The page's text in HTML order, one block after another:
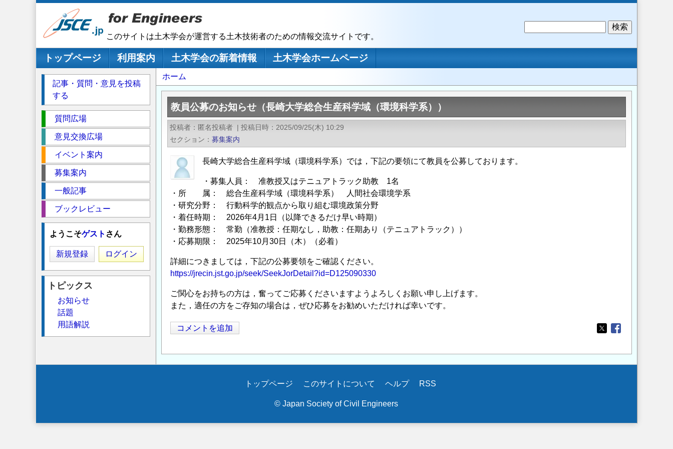
このサイトは土木学会が運営する土木技術者のための情報交流サイトです。
メインナビゲーション
トップページ 利用案内 土木学会の新着情報
土木学会ホームページ
パ
ン
く
ず
ホーム
教員公募のお知らせ（長崎大学総合生産科学域（環境科学系））
投稿者 匿名投稿者 | 投稿日時
2025/09/25(木) 10:29
セクション
募集案内
長崎大学総合生産科学域（環境科学系）では，下記の要領にて教員を公募しております。
・募集人員： 准教授又はテニュアトラック助教 1名
・所 属： 総合生産科学域（環境科学系） 人間社会環境学系
・研究分野： 行動科学的観点から取り組む環境政策分野
・着任時期： 2026年4月1日（以降できるだけ早い時期）
・勤務形態： 常勤（准教授：任期なし，助教：任期あり（テニュアトラック））
・応募期限： 2025年10月30日（木）（必着）
詳細につきましては，下記の公募要領をご確認ください。
https://jrecin.jst.go.jp/seek/SeekJorDetail?id=D125090330
ご関心をお持ちの方は，奮ってご応募くださいますようよろしくお願い申し上げます。
また，適任の方をご存知の場合は，ぜひ応募をお勧めいただければ幸いです。
コメントを追加
Opens in a new
Opens in a new
記事・質問・意見を投稿
する
ク
シ
質問広場
意見交換広場
イベント案内
募集案内
一般記事
ブックレビュー
ようこそゲスト さん
新規登録 ログイン
トピックス
お知らせ
話題
用語解説
トップページ このサイトについて ヘルプ RSS
© Japan Society of Civil Engineers